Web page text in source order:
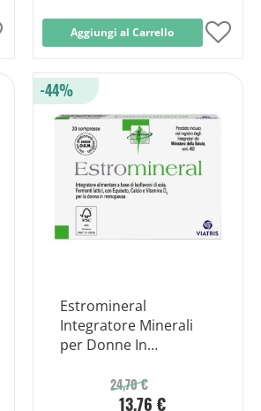
Aggiungi
Aggiungi al Carrello
Estromineral
Integratore Minerali
per Donne In
Compresse
24,70 €
13,76 €
-44%